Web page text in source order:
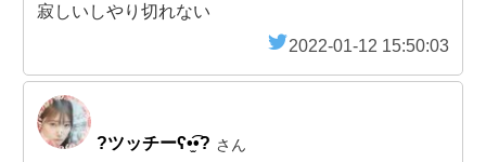
寂しいしやり切れない
2022-01-12 15:50:03
?ツッチーʕ•̫͡•? さん